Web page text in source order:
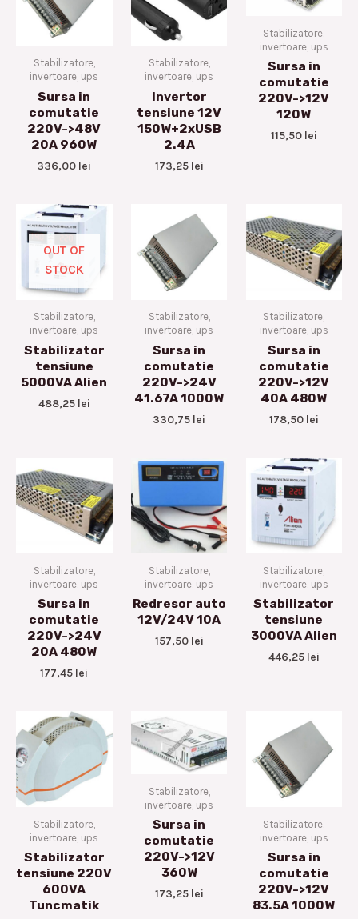
Stabilizatore,
invertoare, ups
Sursa in
comutatie
220V->48V
20A 960W
336,00 lei
Stabilizatore,
invertoare, ups
Invertor
tensiune 12V
150W+2xUSB
2.4A
173,25 lei
Stabilizatore,
invertoare, ups
Sursa in
comutatie
220V->12V
120W
115,50 lei
OUT OF
STOCK
Stabilizatore,
invertoare, ups
Stabilizator
tensiune
5000VA Alien
488,25 lei
Stabilizatore,
invertoare, ups
Sursa in
comutatie
220V->24V
41.67A 1000W
330,75 lei
Stabilizatore,
invertoare, ups
Sursa in
comutatie
220V->12V
40A 480W
178,50 lei
Stabilizatore,
invertoare, ups
Sursa in
comutatie
220V->24V
20A 480W
177,45 lei
Stabilizatore,
invertoare, ups
Redresor auto
12V/24V 10A
157,50 lei
Stabilizatore,
invertoare, ups
Stabilizator
tensiune
3000VA Alien
446,25 lei
Stabilizatore,
invertoare, ups
Stabilizator
tensiune 220V
600VA
Tuncmatik
Stabilizatore,
invertoare, ups
Sursa in
comutatie
220V->12V
360W
173,25 lei
Stabilizatore,
invertoare, ups
Sursa in
comutatie
220V->12V
83.5A 1000W